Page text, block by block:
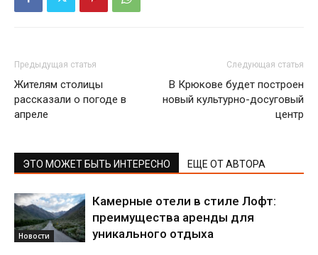
Предыдущая статья
Жителям столицы
рассказали о погоде в
апреле
Следующая статья
В Крюкове будет построен
новый культурно-досуговый
центр
ЭТО МОЖЕТ БЫТЬ ИНТЕРЕСНО ЕЩЕ ОТ АВТОРА
Новости
Камерные отели в стиле Лофт:
преимущества аренды для
уникального отдыха